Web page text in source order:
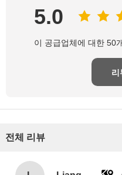
5.0
이 공급업체에 대한 50
리
전체 리뷰